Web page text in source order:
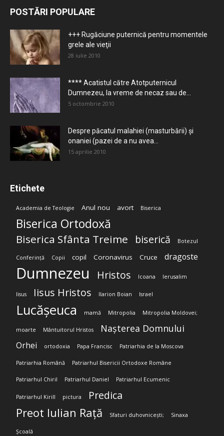
POSTĂRI POPULARE
+++ Rugăciune puternică pentru momentele
grele ale vieţii
28 iulie 2010
**** Acatistul către Atotputernicul
Dumnezeu, la vreme de necaz sau de...
5 octombrie 2010
Despre păcatul malahiei (masturbării) şi
onaniei (pazei de a nu avea...
15 aprilie 2010
Etichete
Academia de Teologie Anul nou avort Biserica
Biserica Ortodoxă
Biserica Sfânta Treime biserică Botezul
Conferință Copii copil Coronavirus Cruce dragoste
Dumnezeu Hristos Icoana Ierusalim
Iisus Iisus Hristos Ilarion Boian Israel
Lucășeuca mamă Mitropolia Mitropolia Moldovei;
moarte Mântuitorul Hristos Nașterea Domnului
Orhei ortodoxia Papa Francisc Patriarhia de la Moscova
Patriarhia Română Patriarhul Bisericii Ortodoxe Române
Patriarhul Chiril Patriarhul Daniel Patriarhul Ecumenic
Patriarhul Kirill pictura Predica
Preot Iulian Rață Sfaturi duhovnicești; Sinaxa
Școală